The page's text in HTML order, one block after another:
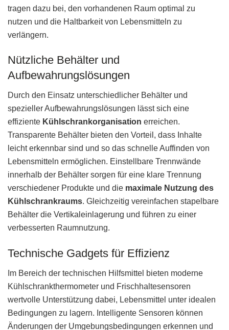
tragen dazu bei, den vorhandenen Raum optimal zu
nutzen und die Haltbarkeit von Lebensmitteln zu
verlängern.
Nützliche Behälter und
Aufbewahrungslösungen
Durch den Einsatz unterschiedlicher Behälter und
spezieller Aufbewahrungslösungen lässt sich eine
effiziente Kühlschrankorganisation erreichen.
Transparente Behälter bieten den Vorteil, dass Inhalte
leicht erkennbar sind und so das schnelle Auffinden von
Lebensmitteln ermöglichen. Einstellbare Trennwände
innerhalb der Behälter sorgen für eine klare Trennung
verschiedener Produkte und die maximale Nutzung des
Kühlschrankraums. Gleichzeitig vereinfachen stapelbare
Behälter die Vertikaleinlagerung und führen zu einer
verbesserten Raumnutzung.
Technische Gadgets für Effizienz
Im Bereich der technischen Hilfsmittel bieten moderne
Kühlschrankthermometer und Frischhaltesensoren
wertvolle Unterstützung dabei, Lebensmittel unter idealen
Bedingungen zu lagern. Intelligente Sensoren können
Änderungen der Umgebungsbedingungen erkennen und